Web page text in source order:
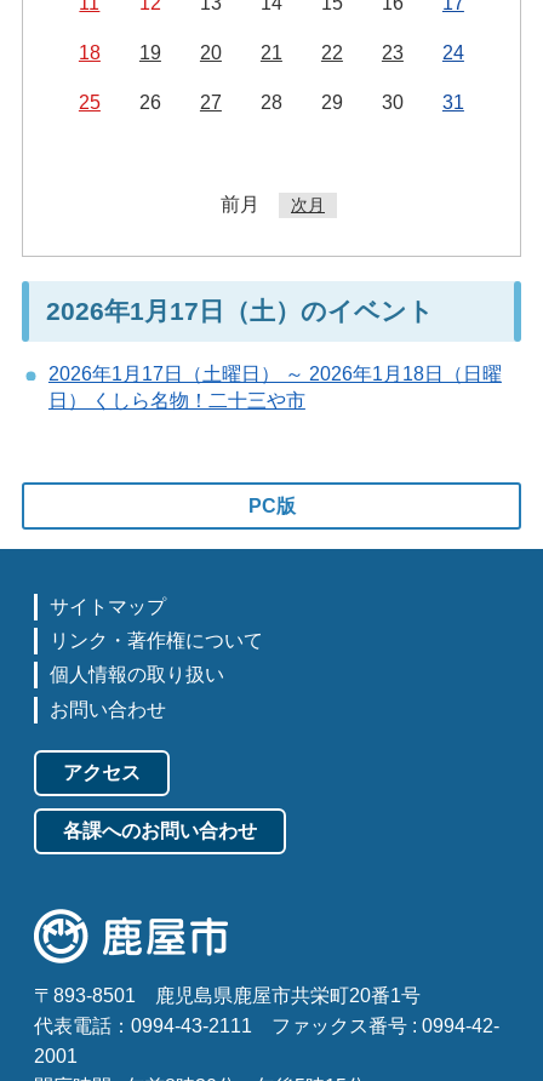
18 19 20 21 22 23 24
25 26 27 28 29 30 31
前月 次月
2026年1月17日（土）のイベント
2026年1月17日（土曜日） ～ 2026年1月18日（日曜
日） くしら名物！二十三や市
PC版
サイトマップ
リンク・著作権について
個人情報の取り扱い
お問い合わせ
アクセス
各課へのお問い合わせ
〒893-8501
鹿児島県鹿屋市共栄町20番1号
代表電話：0994-43-2111
ファックス番号 : 0994-42-
2001